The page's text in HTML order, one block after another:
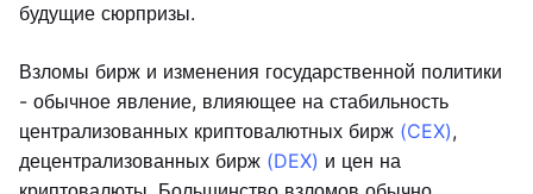
будущие сюрпризы.
Взломы бирж и изменения государственной политики
- обычное явление, влияющее на стабильность
централизованных криптовалютных бирж (CEX),
децентрализованных бирж (DEX) и цен на